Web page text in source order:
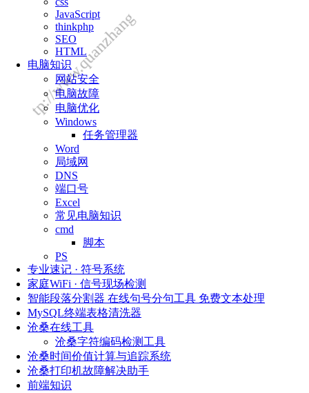
JavaScript
thinkphp
SEO
HTML
电脑知识
网站安全
电脑故障
电脑优化
Windows
任务管理器
Word
局域网
DNS
端口号
Excel
常见电脑知识
cmd
脚本
PS
专业速记 · 符号系统
家庭WiFi · 信号现场检测
智能段落分割器 在线句号分句工具 免费文本处理
MySQL终端表格清洗器
沧桑在线工具
沧桑字符编码检测工具
沧桑时间价值计算与追踪系统
沧桑打印机故障解决助手
前端知识